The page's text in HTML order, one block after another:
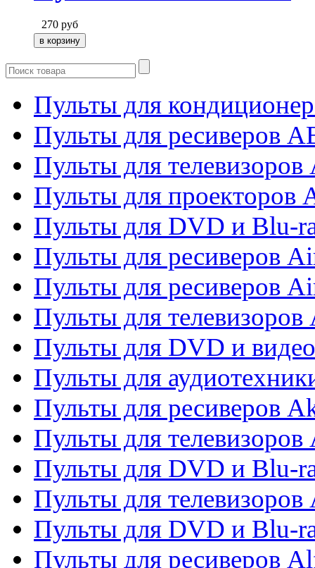
270 руб
Пульты для
Пульты для ресиверов
Пульты для телевизоров
Пульты для проекторов
Пульты для DVD и Blu-
Пульты для ресиверов
Пульты для ресиверов
Пульты для телевизоров
Пульты для DVD и
Пульты для
Пульты для ресиверов
Пульты для телевизоров
Пульты для DVD и Blu-
Пульты для
Пульты для DVD и Blu-
Пульты для ресиверов